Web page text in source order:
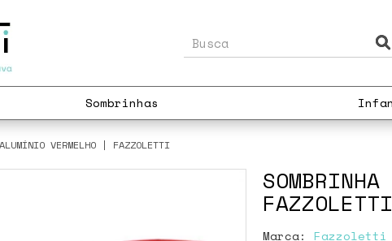
Sombrinhas
VERMELHO | FAZZOLETTI
FAZZOLETTI
Marca: Fazzoletti